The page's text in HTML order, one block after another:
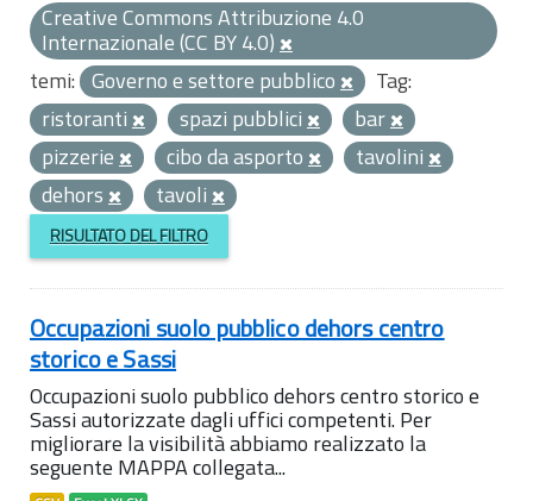
Creative Commons Attribuzione 4.0
Internazionale (CC BY 4.0)
temi: Governo e settore pubblico
Tag:
ristoranti
spazi pubblici
bar
pizzerie
cibo da asporto
tavolini
dehors
tavoli
RISULTATO DEL FILTRO
Occupazioni suolo pubblico dehors centro
storico e Sassi
Occupazioni suolo pubblico dehors centro storico e
Sassi autorizzate dagli uffici competenti. Per
migliorare la visibilità abbiamo realizzato la
seguente MAPPA collegata...